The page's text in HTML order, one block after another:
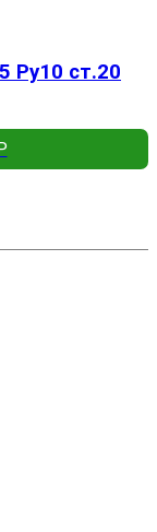
Ру10 ст.20